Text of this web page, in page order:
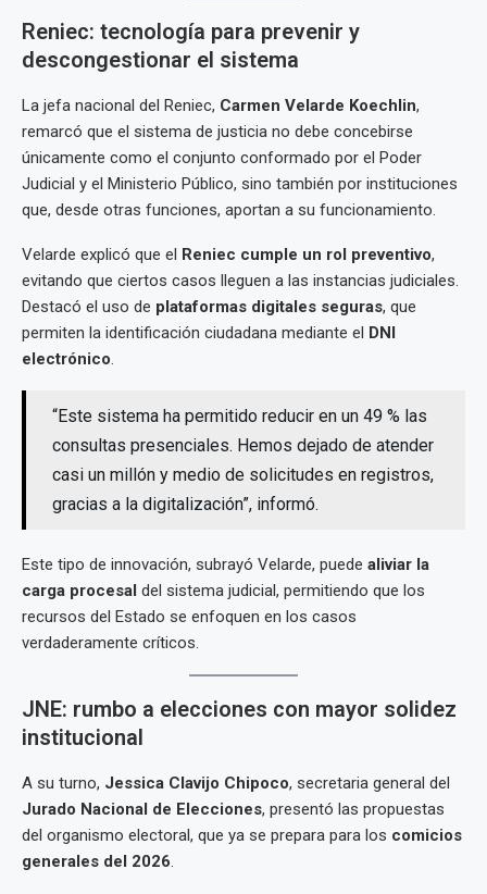
Reniec: tecnología para prevenir y
descongestionar el sistema
La jefa nacional del Reniec, Carmen Velarde Koechlin,
remarcó que el sistema de justicia no debe concebirse
únicamente como el conjunto conformado por el Poder
Judicial y el Ministerio Público, sino también por instituciones
que, desde otras funciones, aportan a su funcionamiento.
Velarde explicó que el Reniec cumple un rol preventivo,
evitando que ciertos casos lleguen a las instancias judiciales.
Destacó el uso de plataformas digitales seguras, que
permiten la identificación ciudadana mediante el DNI
electrónico.
“Este sistema ha permitido reducir en un 49 % las
consultas presenciales. Hemos dejado de atender
casi un millón y medio de solicitudes en registros,
gracias a la digitalización”, informó.
Este tipo de innovación, subrayó Velarde, puede aliviar la
carga procesal del sistema judicial, permitiendo que los
recursos del Estado se enfoquen en los casos
verdaderamente críticos.
JNE: rumbo a elecciones con mayor solidez
institucional
A su turno, Jessica Clavijo Chipoco, secretaria general del
Jurado Nacional de Elecciones, presentó las propuestas
del organismo electoral, que ya se prepara para los comicios
generales del 2026.